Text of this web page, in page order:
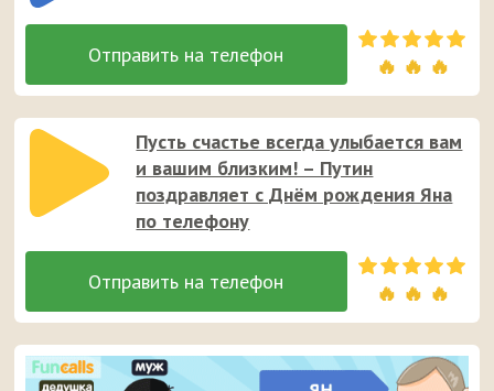
🔥 🔥 🔥
Пусть счастье всегда улыбается вам
и вашим близким! – Путин
поздравляет с Днём рождения Яна
по телефону
🔥 🔥 🔥